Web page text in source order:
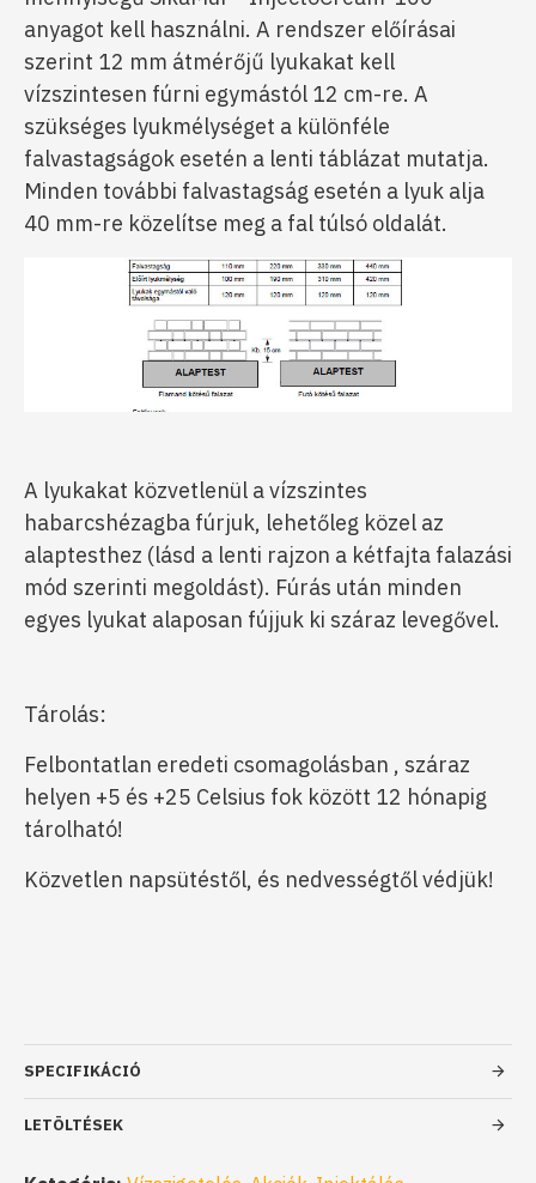
anyagot kell használni. A rendszer előírásai
szerint 12 mm átmérőjű lyukakat kell
vízszintesen fúrni egymástól 12 cm-re. A
szükséges lyukmélységet a különféle
falvastagságok esetén a lenti táblázat mutatja.
Minden további falvastagság esetén a lyuk alja
40 mm-re közelítse meg a fal túlsó oldalát.
A lyukakat közvetlenül a vízszintes
habarcshézagba fúrjuk, lehetőleg közel az
alaptesthez (lásd a lenti rajzon a kétfajta falazási
mód szerinti megoldást). Fúrás után minden
egyes lyukat alaposan fújjuk ki száraz levegővel.
Tárolás:
Felbontatlan eredeti csomagolásban , száraz
helyen +5 és +25 Celsius fok között 12 hónapig
tárolható!
Közvetlen napsütéstől, és nedvességtől védjük!
SPECIFIKÁCIÓ
LETÖLTÉSEK